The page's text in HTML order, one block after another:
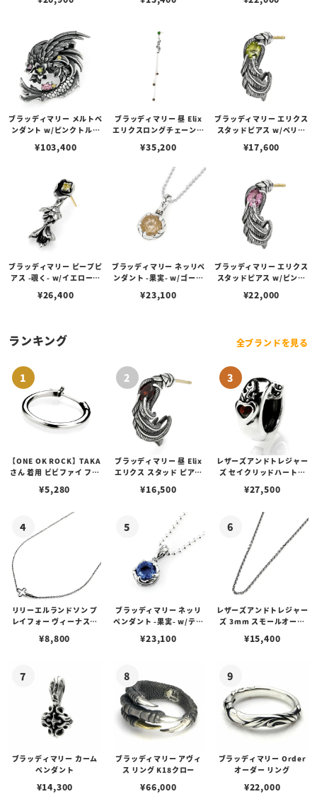
ブラッディマリー メルトペ
ンダント w/ピンクトルマ
スブルーダイヤモンド/ペ
¥103,400
ブラッディマリー 昼 Elix
エリクスロングチェーンピ
イド/スモーキークォーツ
¥35,200
ブラッディマリー エリクス
スタッドピアス w/ペリド
¥17,600
ブラッディマリー ピープピ
アス -覗く- w/イエローベ
¥26,400
ブラッディマリー ネッリペ
ンダント -果実- w/ゴール
¥23,100
ブラッディマリー エリクス
スタッドピアス w/ピンク
¥22,000
ランキング 全ブランドを見る
【ONE OK ROCK】TAKA
さん 着用 ビビファイ フー
¥5,280
ブラッディマリー 昼 Elix
エリクス スタッド ピアス
¥16,500
レザーズアンドトレジャー
ズ セイクリッドハートピ
¥27,500
リリーエルランドソン プ
レイフォー ヴィーナスチ
¥8,800
ブラッディマリー ネッリ
ペンダント -果実- w/ティ
¥23,100
レザーズアンドトレジャー
ズ 3mm スモールオーバ
ブスタークラスプ＆LTロ
¥15,400
ブラッディマリー カーム
ペンダント
¥14,300
ブラッディマリー アヴィ
ス リング K18クロー
¥66,000
ブラッディマリー Order
オーダー リング
¥22,000